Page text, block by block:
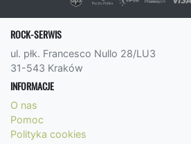
ROCK-SERWIS
ul. płk. Francesco Nullo 28/LU3
31-543 Kraków
INFORMACJE
O nas
Pomoc
Polityka cookies